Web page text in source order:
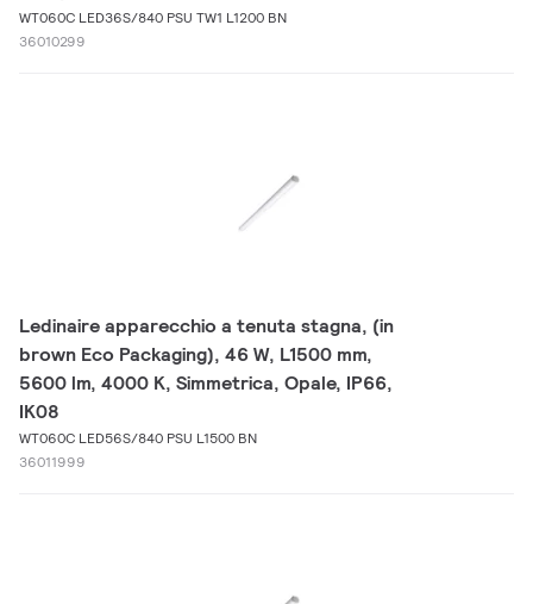
WT060C LED36S/840 PSU TW1 L1200 BN
36010299
Ledinaire apparecchio a tenuta stagna, (in
brown Eco Packaging), 46 W, L1500 mm,
5600 lm, 4000 K, Simmetrica, Opale, IP66,
IK08
WT060C LED56S/840 PSU L1500 BN
36011999